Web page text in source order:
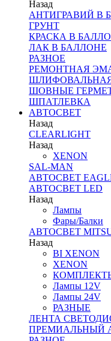
Назад
АНТИГРАВИЙ В
ГРУНТ
КРАСКА В
ЛАК В БАЛЛОНЕ
РАЗНОЕ
РЕМОНТНАЯ
ШОВНЫЕ
ШПАТЛЕВКА
АВТОСВЕТ
Назад
CLEARLIGHT
Назад
XENON
SAL-MAN
АВТОСВЕТ
АВТОСВЕТ LED
Назад
Лампы
Фары/Балки
АВТОСВЕТ
Назад
BI XENON
XENON
Лампы 12V
Лампы 24V
РАЗНЫЕ
ЛЕНТА
ПРЕМИАЛЬНЫЙ